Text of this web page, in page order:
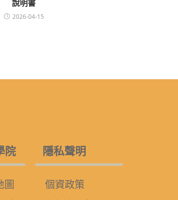
說明書
2026-04-15
院
圖
隱私聲明
個資政策